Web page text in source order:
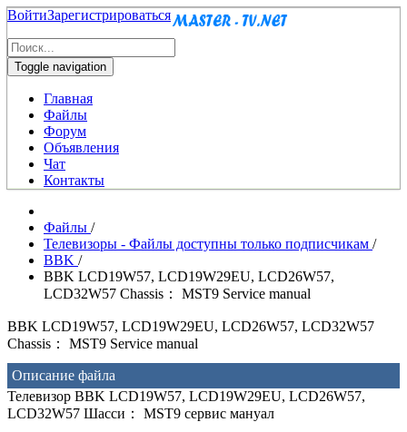
ВойтиЗарегистрироваться
Toggle navigation
Главная
Файлы
Форум
Объявления
Чат
Контакты
Файлы /
Телевизоры - Файлы доступны только подписчикам /
BBK /
BBK LCD19W57, LCD19W29EU, LCD26W57,
LCD32W57 Chassis： MST9 Service manual
BBK LCD19W57, LCD19W29EU, LCD26W57, LCD32W57
Chassis： MST9 Service manual
Описание файла
Телевизор BBK LCD19W57, LCD19W29EU, LCD26W57,
LCD32W57 Шасси： MST9 сервис мануал